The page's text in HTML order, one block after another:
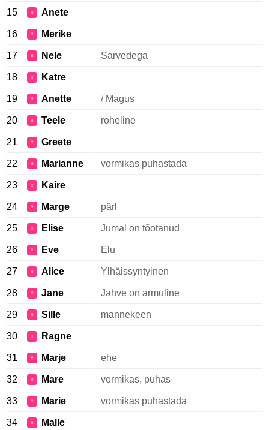
15 ♀ Anete
16 ♀ Merike
17 ♀ Nele Sarvedega
18 ♀ Katre
19 ♀ Anette / Magus
20 ♀ Teele roheline
21 ♀ Greete
22 ♀ Marianne vormikas puhastada
23 ♀ Kaire
24 ♀ Marge pärl
25 ♀ Elise Jumal on tõotanud
26 ♀ Eve Elu
27 ♀ Alice Ylhäissyntyinen
28 ♀ Jane Jahve on armuline
29 ♀ Sille mannekeen
30 ♀ Ragne
31 ♀ Marje ehe
32 ♀ Mare vormikas, puhas
33 ♀ Marie vormikas puhastada
34 ♀ Malle